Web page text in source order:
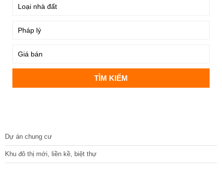
Dự án chung cư
Khu đô thị mới, liền kề, biệt thự